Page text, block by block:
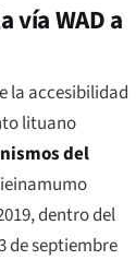
vía WAD a
la accesibilidad
lituano
del
dentro del
de septiembre